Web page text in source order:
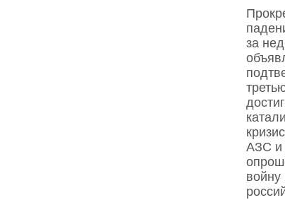
за
АЗС и
войну